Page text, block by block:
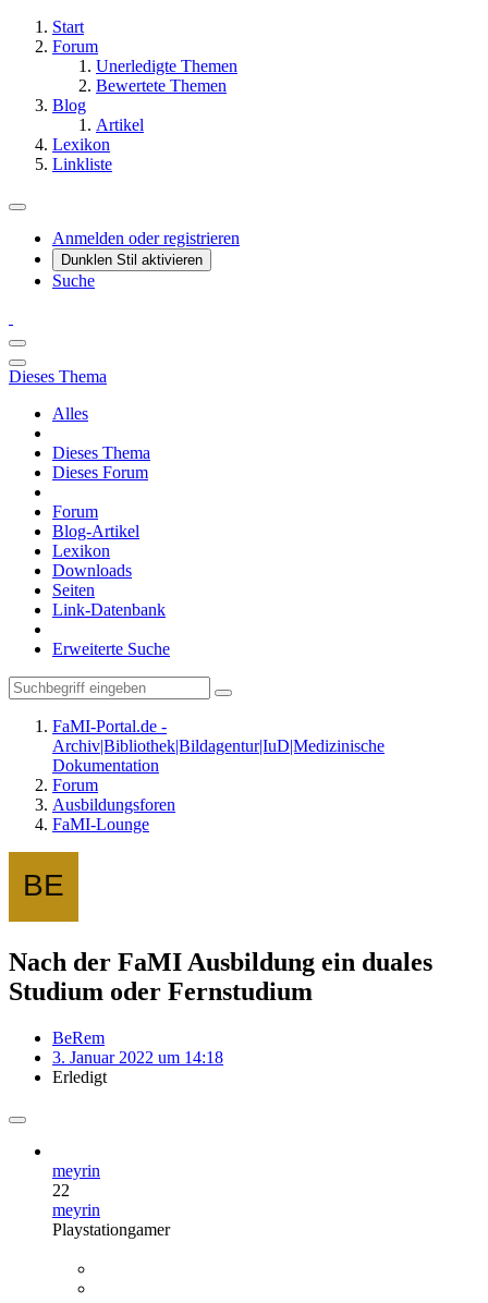
Start
Forum
Unerledigte Themen
Bewertete Themen
Blog
Artikel
Lexikon
Linkliste
Anmelden oder registrieren
Dunklen Stil aktivieren
Suche
Dieses Thema
Alles
Dieses Thema
Dieses Forum
Forum
Blog-Artikel
Lexikon
Downloads
Seiten
Link-Datenbank
Erweiterte Suche
FaMI-Portal.de -
Archiv|Bibliothek|Bildagentur|IuD|Medizinische
Dokumentation
Forum
Ausbildungsforen
FaMI-Lounge
Nach der FaMI Ausbildung ein duales
Studium oder Fernstudium
BeRem
3. Januar 2022 um 14:18
Erledigt
meyrin
22
meyrin
Playstationgamer